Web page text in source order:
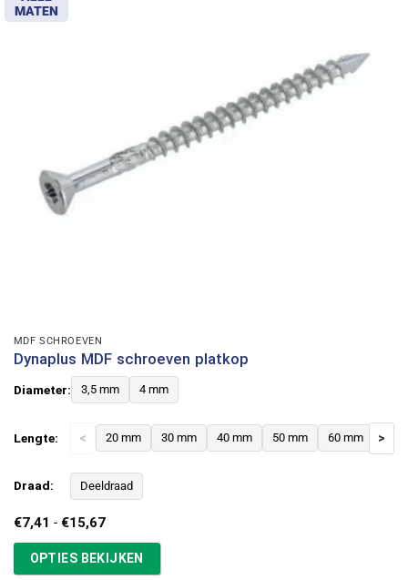
MATEN
MDF SCHROEVEN
Dynaplus MDF schroeven platkop
Diameter: 3,5 mm 4 mm
Lengte: < 20 mm 30 mm 40 mm 50 mm 60 mm >
Draad: Deeldraad
€7,41 - €15,67Prijsklasse:
tot
€15,67
OPTIES BEKIJKEN